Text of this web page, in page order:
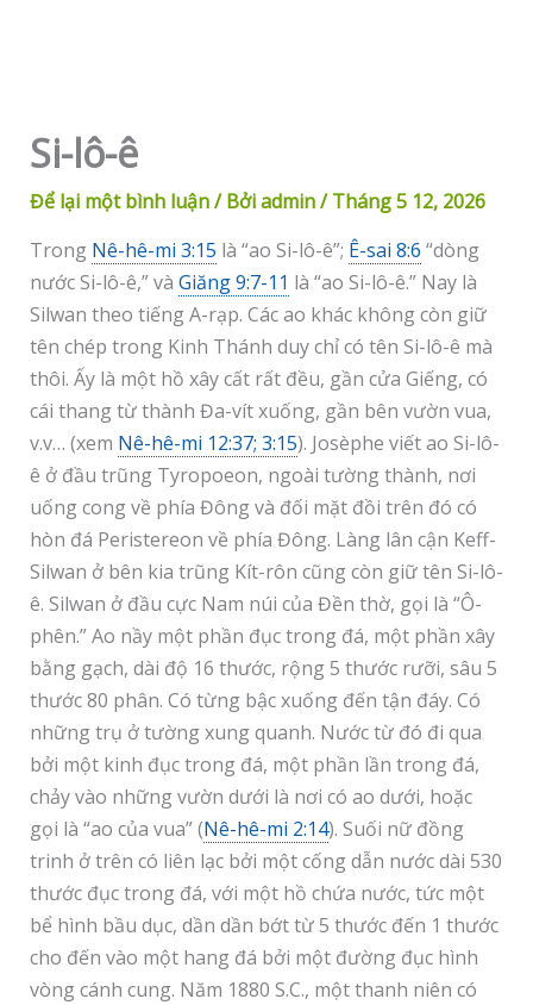
Si-lô-ê
Để lại một bình luận/ Bởiadmin/Tháng 5 12, 2026
Trong Nê-hê-mi 3:15 là “ao Si-lô-ê”; Ê-sai 8:6 “dòng
nước Si-lô-ê,” và Giăng 9:7-11 là “ao Si-lô-ê.” Nay là
Silwan theo tiếng A-rạp. Các ao khác không còn giữ
tên chép trong Kinh Thánh duy chỉ có tên Si-lô-ê mà
thôi. Ấy là một hồ xây cất rất đều, gần cửa Giếng, có
cái thang từ thành Đa-vít xuống, gần bên vườn vua,
v.v… (xem Nê-hê-mi 12:37; 3:15). Josèphe viết ao Si-lô-
ê ở đầu trũng Tyropoeon, ngoài tường thành, nơi
uống cong về phía Đông và đối mặt đồi trên đó có
hòn đá Peristereon về phía Đông. Làng lân cận Keff-
Silwan ở bên kia trũng Kít-rôn cũng còn giữ tên Si-lô-
ê. Silwan ở đầu cực Nam núi của Đền thờ, gọi là “Ô-
phên.” Ao nầy một phần đục trong đá, một phần xây
bằng gạch, dài độ 16 thước, rộng 5 thước rưỡi, sâu 5
thước 80 phân. Có từng bậc xuống đến tận đáy. Có
những trụ ở tường xung quanh. Nước từ đó đi qua
bởi một kinh đục trong đá, một phần lần trong đá,
chảy vào những vườn dưới là nơi có ao dưới, hoặc
gọi là “ao của vua” (Nê-hê-mi 2:14). Suối nữ đồng
trinh ở trên có liên lạc bởi một cống dẫn nước dài 530
thước đục trong đá, với một hồ chứa nước, tức một
bể hình bầu dục, dần dần bớt từ 5 thước đến 1 thước
cho đến vào một hang đá bởi một đường đục hình
vòng cánh cung. Năm 1880 S.C., một thanh niên có